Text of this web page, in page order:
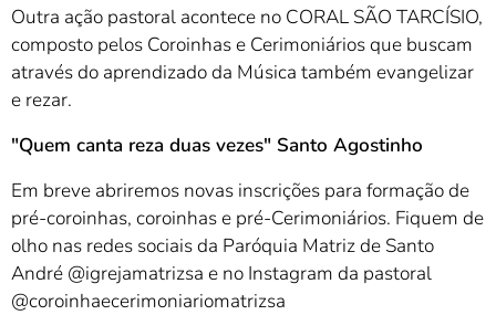
Outra ação pastoral acontece no CORAL SÃO TARCÍSIO,
composto pelos Coroinhas e Cerimoniários que buscam
através do aprendizado da Música também evangelizar
e rezar.
"Quem canta reza duas vezes" Santo Agostinho
Em breve abriremos novas inscrições para formação de
pré-coroinhas, coroinhas e pré-Cerimoniários. Fiquem de
olho nas redes sociais da Paróquia Matriz de Santo
André @igrejamatrizsa e no Instagram da pastoral
@coroinhaecerimoniariomatrizsa